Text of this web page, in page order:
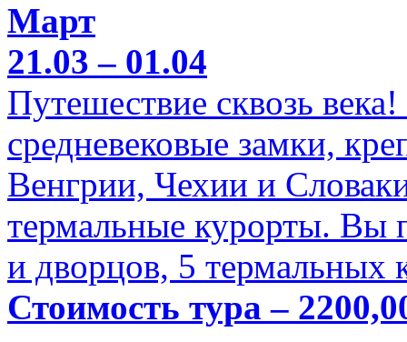
Март
21.03 – 01.04
Путешествие сквозь
средневековые замки,
Венгрии, Чехии и
термальные курорты. Вы
и дворцов, 5 термальных
Стоимость тура –